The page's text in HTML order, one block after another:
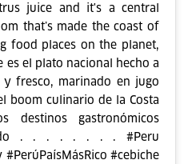
juice and it's a central
that’s made the coast of
food places on the planet,
es el plato nacional hecho a
y fresco, marinado en jugo
boom culinario de la Costa
gastronómicos
. . . . . . . . #Peru
#cebiche